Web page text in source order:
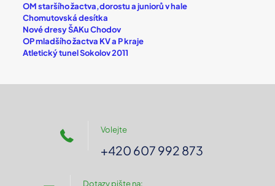
OM staršího žactva,dorostu a juniorů v hale
Chomutovská desítka
Nové dresy ŠAKu Chodov
OP mladšího žactva KV a P kraje
Atletický tunel Sokolov 2011
Volejte
+420 607 992 873
Dotazy pište na: